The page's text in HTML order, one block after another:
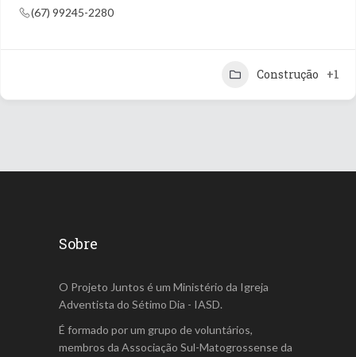
(67) 99245-2280
Construção +1
Sobre
O Projeto Juntos é um Ministério da Igreja
Adventista do Sétimo Dia - IASD.
É formado por um grupo de voluntários,
membros da Associação Sul-Matogrossense da